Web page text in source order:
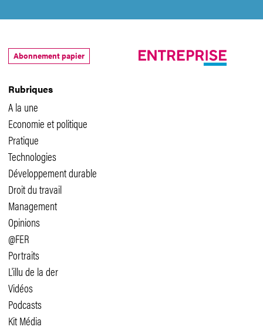
Rubriques
A la une
Economie et politique
Pratique
Technologies
Développement durable
Droit du travail
Management
Opinions
@FER
Portraits
L'illu de la der
Vidéos
Podcasts
Kit Média
Abonnement papier